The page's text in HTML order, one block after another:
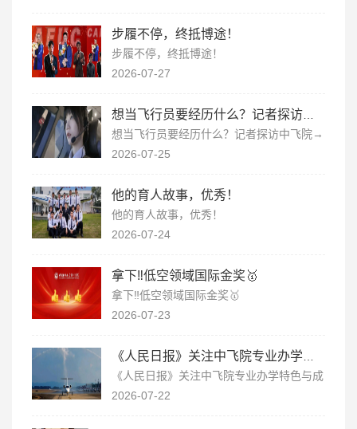
步履不停，终抵博途！
步履不停，终抵博途！
2026-07-27
想当飞行员要经历什么？记者探访中飞院→
2026-07-25
他的育人故事，优秀！
他的育人故事，优秀！
2026-07-24
拿下‼️低空领域国际金奖🥇
拿下‼️低空领域国际金奖🥇
2026-07-23
《人民日报》关注中飞院专业办学特色与成
果！
2026-07-22